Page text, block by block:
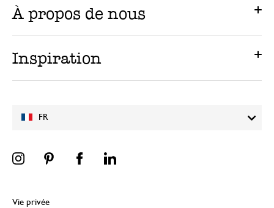
FR
À propos de nous
Inspiration
Vie privée